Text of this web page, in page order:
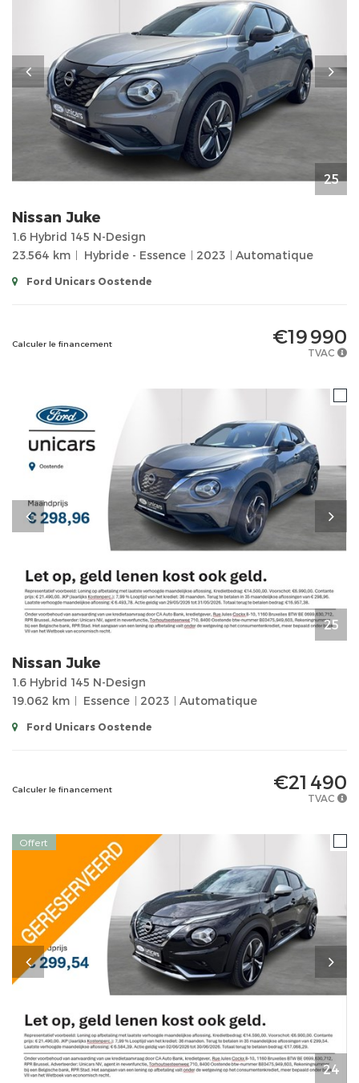
25
Nissan Juke
1.6 Hybrid 145 N-Design
23.564 km
Hybride - Essence 2023 Automatique
Ford Unicars Oostende
Calculer le financement €19 990
TVAC
25
Nissan Juke
1.6 Hybrid 145 N-Design
19.062 km
Essence 2023 Automatique
Ford Unicars Oostende
Calculer le financement €21 490
TVAC
24
Offert